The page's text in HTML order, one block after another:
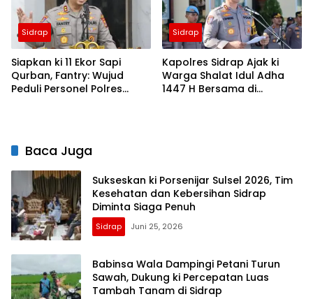
Sidrap
Siapkan ki 11 Ekor Sapi
Qurban, Fantry: Wujud
Peduli Personel Polres
Sidrap
Kapolres Sidrap Ajak ki
Warga Shalat Idul Adha
1447 H Bersama di
Baca Juga
Sukseskan ki Porsenijar Sulsel 2026, Tim
Kesehatan dan Kebersihan Sidrap
Diminta Siaga Penuh
Sidrap Juni 25, 2026
Babinsa Wala Dampingi Petani Turun
Sawah, Dukung ki Percepatan Luas
Tambah Tanam di Sidrap